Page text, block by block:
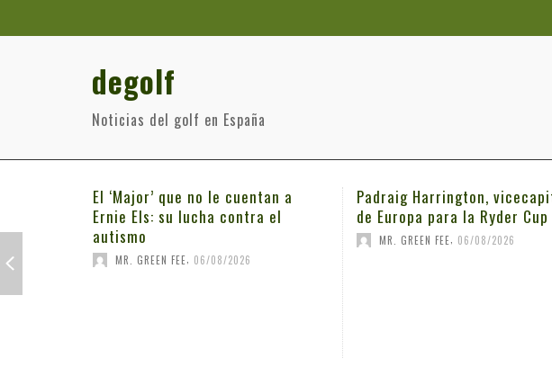
degolf
Noticias del golf en España
El ‘Major’ que no le cuentan a
Ernie Els: su lucha contra el
autismo
MR. GREEN FEE 06/08/2026
Padraig Harrington,
de Europa para la Ryder Cup
MR. GREEN FEE 06/08/2026